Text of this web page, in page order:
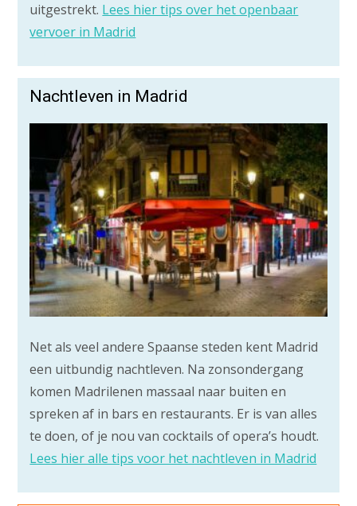
uitgestrekt. Lees hier tips over het openbaar
vervoer in Madrid
Nachtleven in Madrid
Net als veel andere Spaanse steden kent Madrid
een uitbundig nachtleven. Na zonsondergang
komen Madrilenen massaal naar buiten en
spreken af in bars en restaurants. Er is van alles
te doen, of je nou van cocktails of opera’s houdt.
Lees hier alle tips voor het nachtleven in Madrid